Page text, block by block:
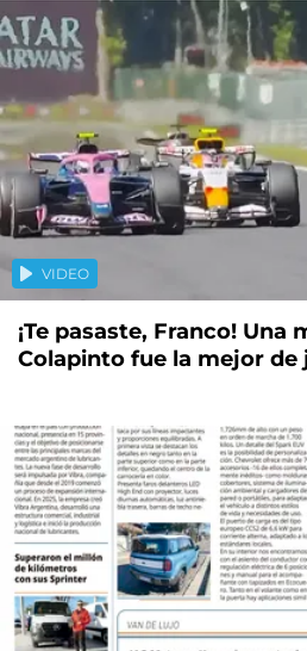
VIDEO
¡Te pasaste, Franco! Una
Colapinto fue la mejor de